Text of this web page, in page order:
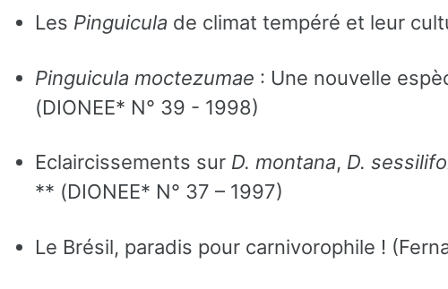
Les Pinguicula de climat tempéré et leur
Pinguicula moctezumae : Une nouvelle
(DIONEE* N° 39 - 1998)
Eclaircissements sur D. montana, D.
** (DIONEE* N° 37 – 1997)
Le Brésil, paradis pour carnivorophile !